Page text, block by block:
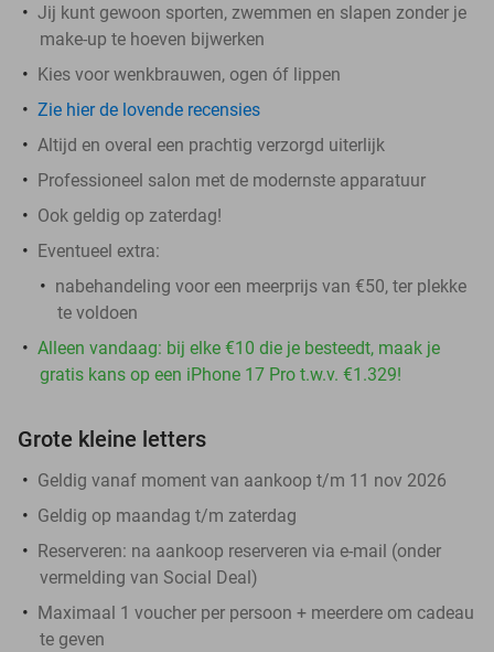
Jij kunt gewoon sporten, zwemmen en slapen zonder je
make-up te hoeven bijwerken
Kies voor wenkbrauwen, ogen óf lippen
Zie hier de lovende recensies
Altijd en overal een prachtig verzorgd uiterlijk
Professioneel salon met de modernste apparatuur
Ook geldig op zaterdag!
Eventueel extra:
nabehandeling voor een meerprijs van €50, ter plekke
te voldoen
Alleen vandaag: bij elke €10 die je besteedt, maak je
gratis kans op een iPhone 17 Pro t.w.v. €1.329!
Grote kleine letters
Geldig vanaf moment van aankoop t/m 11 nov 2026
Geldig op maandag t/m zaterdag
Reserveren: na aankoop reserveren via e-mail (onder
vermelding van Social Deal)
Maximaal 1 voucher per persoon + meerdere om cadeau
te geven